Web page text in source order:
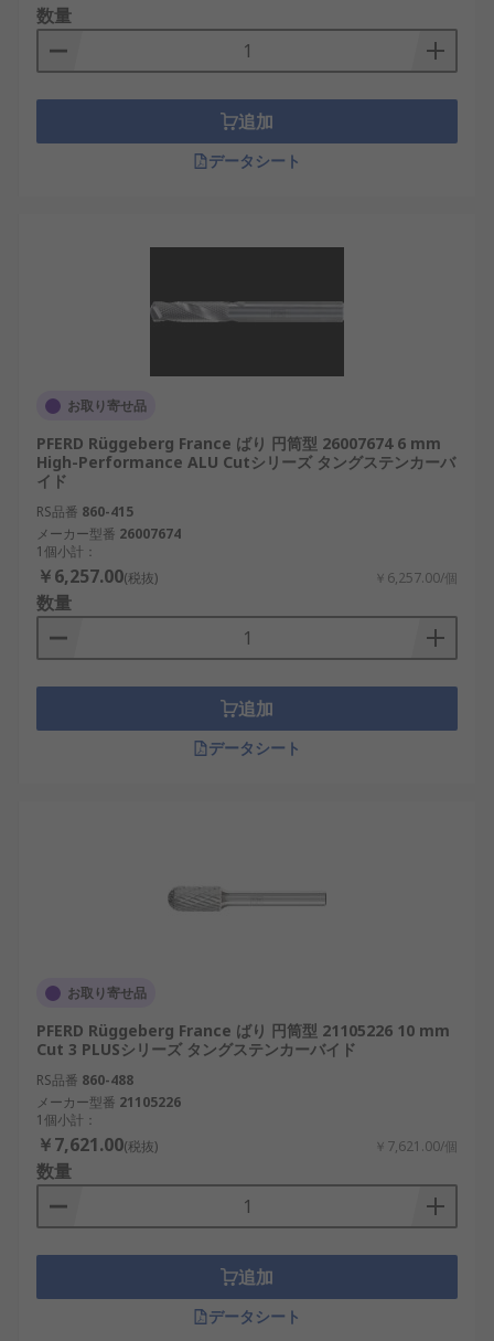
数量
追加
データシート
お取り寄せ品
PFERD Rüggeberg France ばり 円筒型 26007674 6 mm
High-Performance ALU Cutシリーズ タングステンカーバ
イド
RS品番 860-415
メーカー型番 26007674
1個小計：
￥6,257.00(税抜) ￥6,257.00/個
数量
追加
データシート
お取り寄せ品
PFERD Rüggeberg France ばり 円筒型 21105226 10 mm
Cut 3 PLUSシリーズ タングステンカーバイド
RS品番 860-488
メーカー型番 21105226
1個小計：
￥7,621.00(税抜) ￥7,621.00/個
数量
追加
データシート